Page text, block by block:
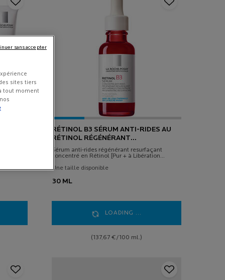
C
RÉTINOL B3 SÉRUM ANTI-RIDES AU
RÉTINOL RÉGÉNÉRANT
RESURFAÇANT
Sérum anti-rides régénérant resurfaçant
concentré en Rétinol [Pur + à Libération
Une taille disponible
30 ML
LOADING ...
(137,67 €/100 ml.)
sites tiers
tout moment
sans accepter